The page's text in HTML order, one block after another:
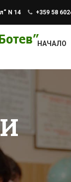
N 14 +359 58
НАЧАЛО